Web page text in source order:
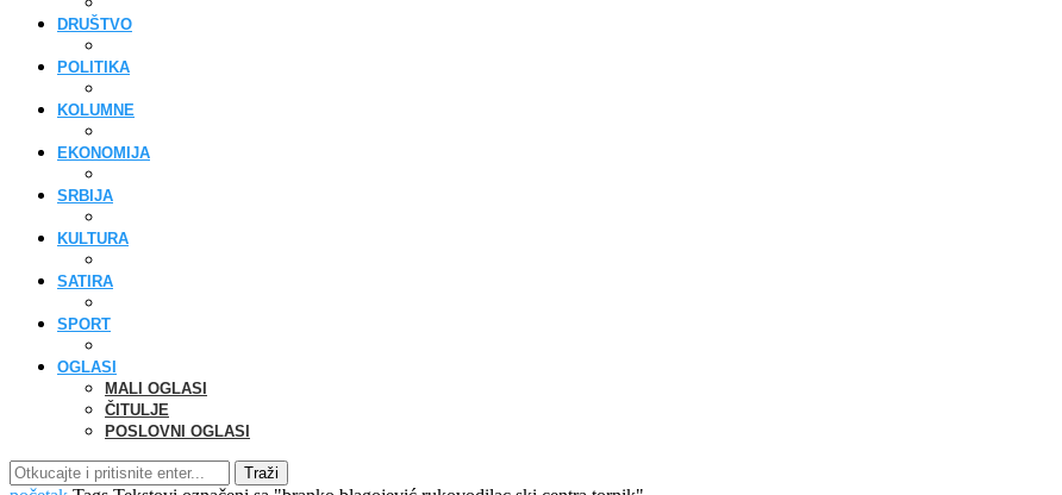
DRUŠTVO
POLITIKA
KOLUMNE
EKONOMIJA
SRBIJA
KULTURA
SATIRA
SPORT
OGLASI
MALI OGLASI
ČITULJE
POSLOVNI OGLASI
Traži